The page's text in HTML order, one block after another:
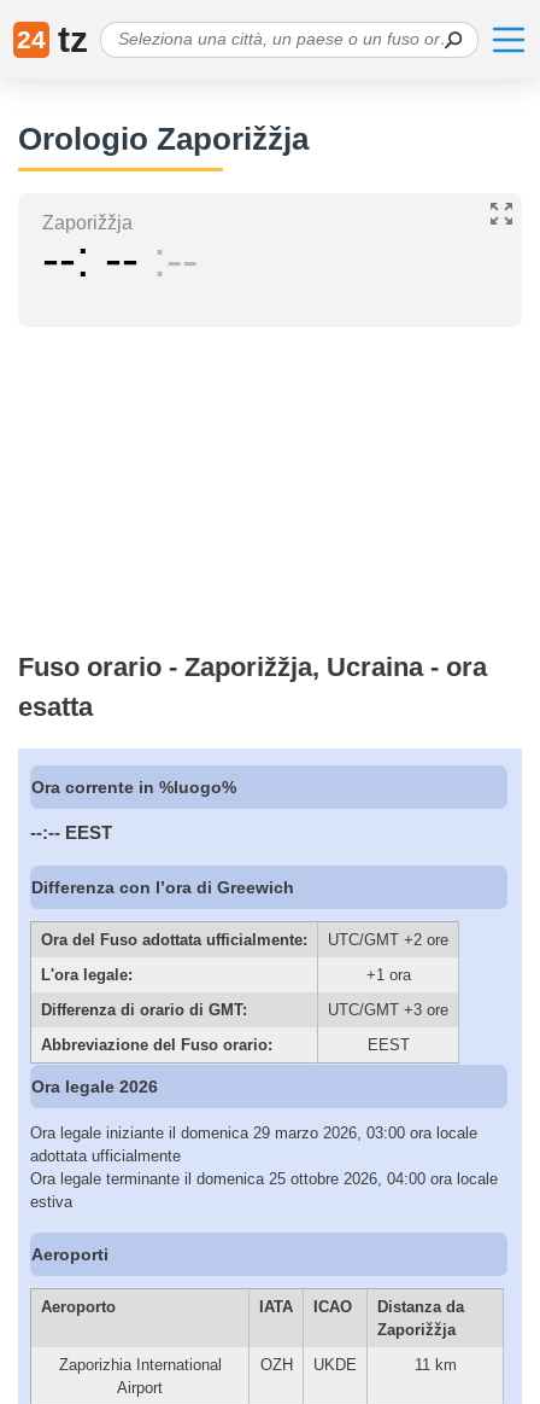
24 tz
Orologio Zaporižžja
Zaporižžja
-- -- --
Fuso orario - Zaporižžja, Ucraina - ora
esatta
Ora corrente in %luogo%
--:-- EEST
Differenza con l’ora di Greewich
Ora del Fuso adottata ufficialmente:
UTC/GMT +2 ore
L'ora legale:
+1 ora
Differenza di orario di GMT:
UTC/GMT +3 ore
Abbreviazione del Fuso orario:
EEST
Ora legale 2026
Ora legale iniziante il domenica 29 marzo 2026, 03:00 ora locale
adottata ufficialmente
Ora legale terminante il domenica 25 ottobre 2026, 04:00 ora locale
estiva
Aeroporti
Aeroporto IATA ICAO
Distanza da
Zaporižžja
Zaporizhia International
Airport
OZH UKDE 11 km